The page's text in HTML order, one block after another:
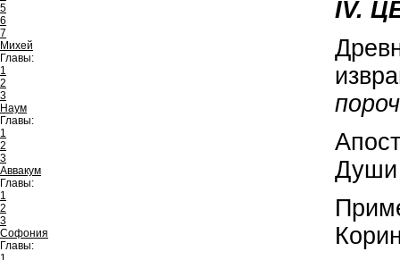
5
6
7
Михей
Главы:
1
2
3
Наум
Главы:
1
2
3
Аввакум
Главы:
1
2
3
Софония
Главы:
IV.
Души